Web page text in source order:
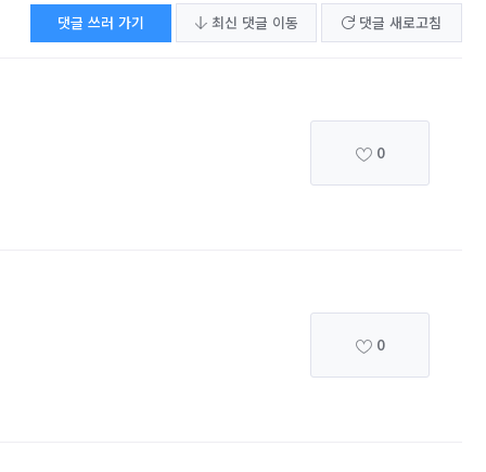
댓글 쓰러 가기 최신 댓글 이동 댓글 새로고침
0
0